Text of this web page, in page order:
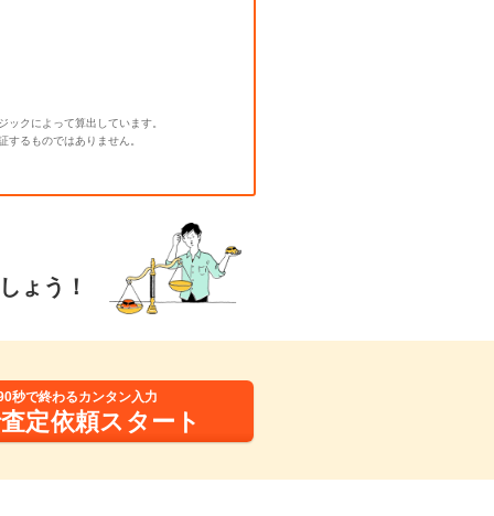
クによって算出しています。
るものではありません。
ょう！
秒で終わるカンタン入力
定依頼スタート